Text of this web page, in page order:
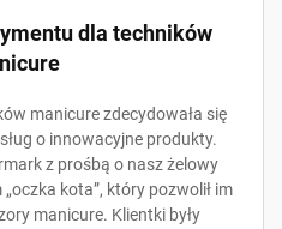
dla techników
manicure zdecydowała się
o innowacyjne produkty.
z prośbą o nasz żelowy
kota”, który pozwolił im
manicure. Klientki były